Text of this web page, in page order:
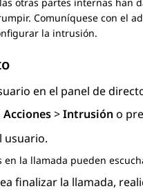
Comuníquese con el
la intrusión.
en el panel de
Acciones>Intrusión o
usuario.
en la llamada pueden
finalizar la llamada,